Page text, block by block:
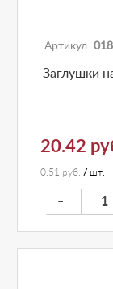
Артикул:
Заглушки
20.42
0.51 руб. / шт.
-